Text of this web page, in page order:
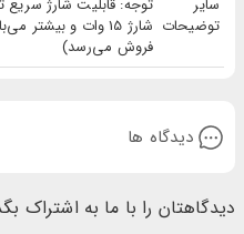
سایر
توضیحات
شارژ 15 وات و
فروش می‌رسد)
دیدگاه ها
دیدگاهتان را با ما به اشتراک